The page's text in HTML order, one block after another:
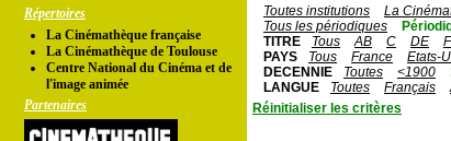
Répertoires
La Cinémathèque française
La Cinémathèque de Toulouse
Centre National du Cinéma et de
l'image animée
Partenaires
Toutes institutions
La
Tous les périodiques
TITRE
Tous AB C DE F
PAYS
Tous France Etats-
DECENNIE
Toutes <1900
LANGUE
Toutes Français
Réinitialiser les critères